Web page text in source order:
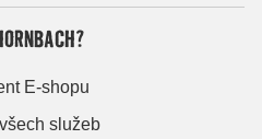
E-shopu
služeb